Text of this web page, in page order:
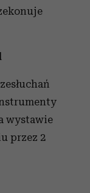
wystawie
przez 2